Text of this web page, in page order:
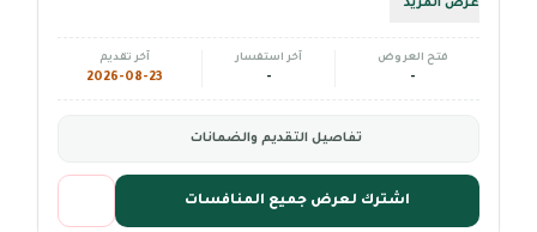
عرض المزيد
فتح العروض
-
آخر استفسار
-
آخر تقديم
2026-08-23
تفاصيل التقديم والضمانات
اشترك لعرض جميع المنافسات